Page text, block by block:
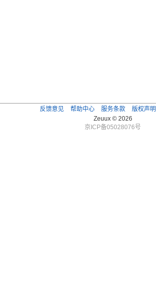
反馈意见 帮助中心 服务条款 版权声明
Zeuux © 2026
京ICP备05028076号